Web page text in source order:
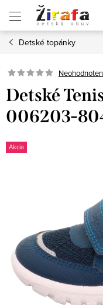
obsah
Detské topánky
Detské
006203-
Akcia